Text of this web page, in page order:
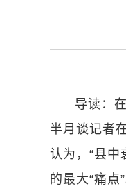
导读：
半月谈记者
认为，“县中
的最大“痛点”